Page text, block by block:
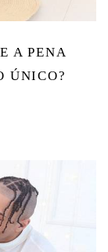
A PENA
ÚNICO?